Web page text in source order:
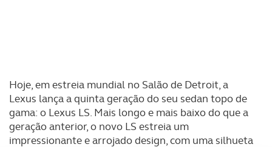
Hoje, em estreia mundial no Salão de Detroit, a
Lexus lança a quinta geração do seu sedan topo de
gama: o Lexus LS. Mais longo e mais baixo do que a
geração anterior, o novo LS estreia um
impressionante e arrojado design, com uma silhueta